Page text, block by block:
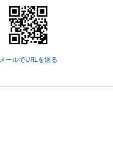
メールでURLを送る